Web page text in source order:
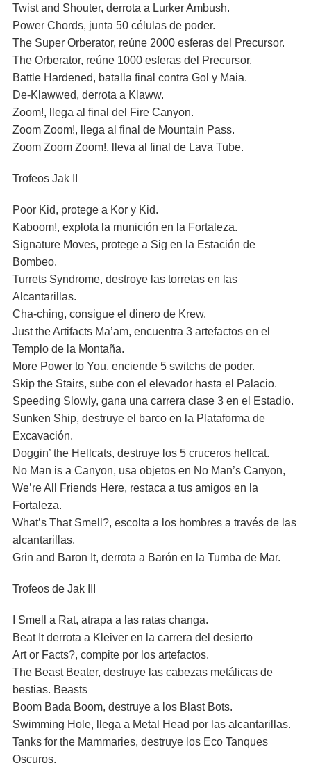
Twist and Shouter, derrota a Lurker Ambush.
Power Chords, junta 50 células de poder.
The Super Orberator, reúne 2000 esferas del Precursor.
The Orberator, reúne 1000 esferas del Precursor.
Battle Hardened, batalla final contra Gol y Maia.
De-Klawwed, derrota a Klaww.
Zoom!, llega al final del Fire Canyon.
Zoom Zoom!, llega al final de Mountain Pass.
Zoom Zoom Zoom!, lleva al final de Lava Tube.
Trofeos Jak II
Poor Kid, protege a Kor y Kid.
Kaboom!, explota la munición en la Fortaleza.
Signature Moves, protege a Sig en la Estación de
Bombeo.
Turrets Syndrome, destroye las torretas en las
Alcantarillas.
Cha-ching, consigue el dinero de Krew.
Just the Artifacts Ma’am, encuentra 3 artefactos en el
Templo de la Montaña.
More Power to You, enciende 5 switchs de poder.
Skip the Stairs, sube con el elevador hasta el Palacio.
Speeding Slowly, gana una carrera clase 3 en el Estadio.
Sunken Ship, destruye el barco en la Plataforma de
Excavación.
Doggin’ the Hellcats, destruye los 5 cruceros hellcat.
No Man is a Canyon, usa objetos en No Man’s Canyon,
We’re All Friends Here, restaca a tus amigos en la
Fortaleza.
What’s That Smell?, escolta a los hombres a través de las
alcantarillas.
Grin and Baron It, derrota a Barón en la Tumba de Mar.
Trofeos de Jak III
I Smell a Rat, atrapa a las ratas changa.
Beat It derrota a Kleiver en la carrera del desierto
Art or Facts?, compite por los artefactos.
The Beast Beater, destruye las cabezas metálicas de
bestias. Beasts
Boom Bada Boom, destruye a los Blast Bots.
Swimming Hole, llega a Metal Head por las alcantarillas.
Tanks for the Mammaries, destruye los Eco Tanques
Oscuros.